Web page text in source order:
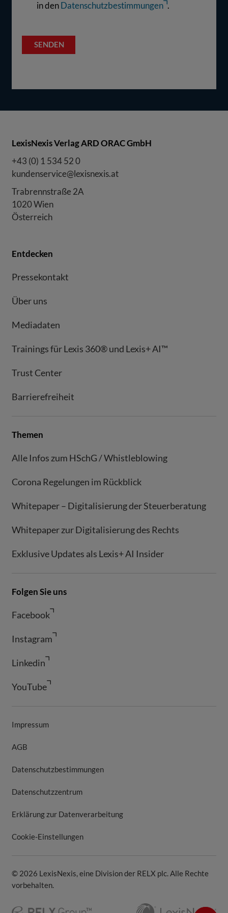
in den Datenschutzbestimmungen .
LexisNexis Verlag ARD ORAC GmbH
+43 (0) 1 534 52 0
kundenservice@lexisnexis.at
Trabrennstraße 2A
1020 Wien
Österreich
Entdecken
Pressekontakt
Über uns
Mediadaten
Trainings für Lexis 360® und Lexis+ AI™
Trust Center
Barrierefreiheit
Themen
Alle Infos zum HSchG / Whistleblowing
Corona Regelungen im Rückblick
Whitepaper – Digitalisierung der Steuerberatung
Whitepaper zur Digitalisierung des Rechts
Exklusive Updates als Lexis+ AI Insider
Folgen Sie uns
Facebook
Instagram
Linkedin
YouTube
Impressum
AGB
Datenschutzbestimmungen
Datenschutzzentrum
Erklärung zur Datenverarbeitung
Cookie-Einstellungen
© 2026 LexisNexis, eine Division der RELX plc. Alle Rechte
vorbehalten.